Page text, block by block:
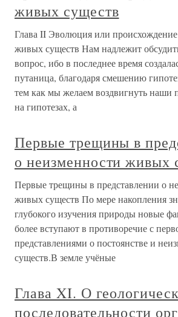
живых существ
Глава II Эволюция или происхождение
живых существ Нам надлежит
вопрос, ибо в последнее время
путаница, благодаря смешению
тем как мы желаем воздвигнуть наши
на гипотезах, а
Первые трещины в
о неизменности живых
Первые трещины в представлении о
живых существ По мере накопления
глубокого изучения природы новые
более вступают в противоречие с
представлениями о постоянстве и
существ.В земле учёные
Глава XI. О
последовательности